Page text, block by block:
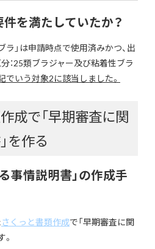
を満たしていたか？
ラ」は申請時点で使用済みかつ、出
：25類ブラジャー及び粘着性ブラ
でいう対象2に該当しました。
成で「早期審査に関
を作る
事情説明書」の作成手
さくっと書類作成で「早期審査に関